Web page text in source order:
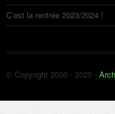
C’est la rentrée 2023/2024 !
© Copyright 2000 - 2020 -